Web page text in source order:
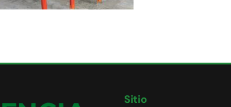
Sitio